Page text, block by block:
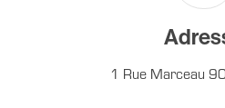
1 Rue Marceau